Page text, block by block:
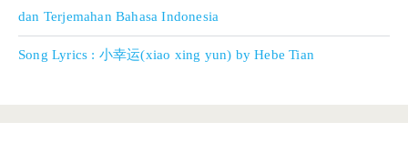
dan Terjemahan Bahasa Indonesia
Song Lyrics : 小幸运(xiao xing yun) by Hebe Tian